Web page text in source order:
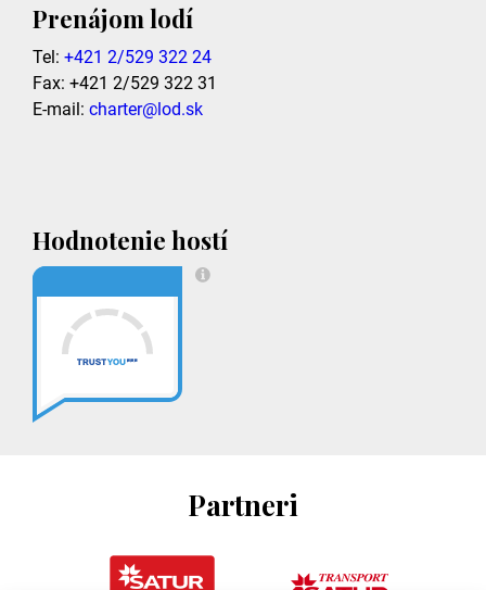
Prenájom lodí
Tel: +421 2/529 322 24
Fax: +421 2/529 322 31
E-mail: charter@lod.sk
Hodnotenie hostí
Partneri